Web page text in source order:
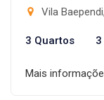
Vila
3 Quartos
Mais